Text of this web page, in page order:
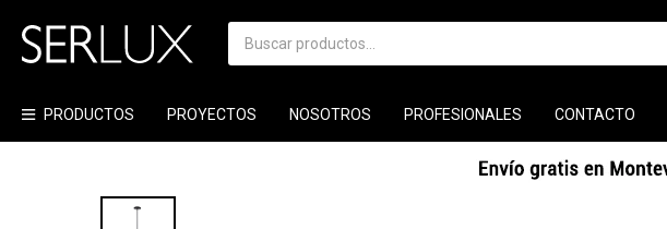
PRODUCTOS PROYECTOS NOSOTROS PROFESIONALES CONTACTO